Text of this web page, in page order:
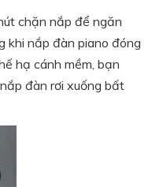
chặn nắp để ngăn
khi nắp đàn piano đóng
hạ cánh mềm, bạn
đàn rơi xuống bất